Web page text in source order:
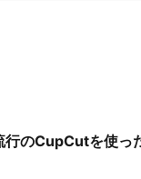
のCupCutを使っ